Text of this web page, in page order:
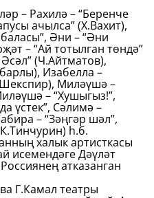
– Рахилә – “Беренче
ачылса” (Х.Вахит),
Әни – “Әни
– “Ай тотылган төндә”
(Ч.Айтматов),
Изабелла –
Миләүшә –
– “Хушыгыз!”,
үстек”, Сәлимә –
– “Зәңгәр шәл”,
һ.б.
халык артисткасы
исемендәге Дәүләт
атказанган
Г.Камал театры